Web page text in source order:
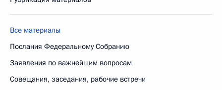
Все материалы
Послания Федеральному Собранию
Заявления по важнейшим вопросам
Совещания, заседания, рабочие встречи